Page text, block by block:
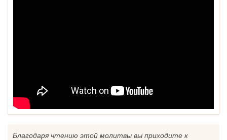
Благодаря чтению этой молитвы вы приходите к